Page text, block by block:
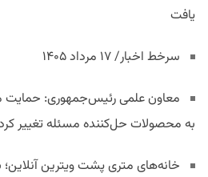
یافت
سرخط اخبار/ ۱۷ مرداد ۱۴۰۵
معاون علمی رئیس‌جمهوری: حمایت
به محصولات حل‌کننده مسئله تغییر
خانه‌های متری پشت ویترین آنلاین؛